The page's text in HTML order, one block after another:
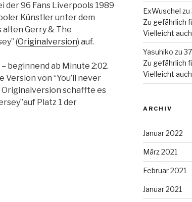
der 96 Fans Liverpools 1989
Künstler unter dem
alten Gerry & The
(Originalversion) auf.
beginnend ab Minute 2:02.
von “You’ll never
Originalversion schaffte es
Platz 1 der
ExWuschel zu
Zu gefährlich
Vielleicht
Yasuhiko zu
Zu gefährlich
Vielleicht
ARCHIV
Januar 2022
März 2021
Februar 2021
Januar 2021